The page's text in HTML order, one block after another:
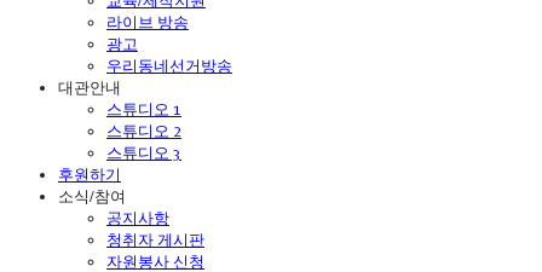
라이브 방송
광고
우리동네선거방송
대관안내
스튜디오 1
스튜디오 2
스튜디오 3
후원하기
소식/참여
공지사항
청취자 게시판
자원봉사 신청